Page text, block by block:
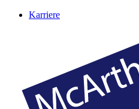
Karriere